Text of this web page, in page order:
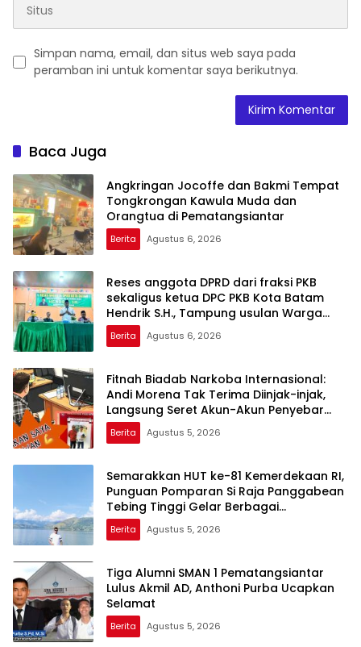
Simpan nama, email, dan situs web saya pada
peramban ini untuk komentar saya berikutnya.
Baca Juga
Angkringan Jocoffe dan Bakmi Tempat
Tongkrongan Kawula Muda dan
Orangtua di Pematangsiantar
Berita Agustus 6, 2026
Reses anggota DPRD dari fraksi PKB
sekaligus ketua DPC PKB Kota Batam
Hendrik S.H., Tampung usulan Warga
Patam Indah Minta Jalan, Ambulans, dan
Sarana Olahraga
Berita Agustus 6, 2026
Fitnah Biadab Narkoba Internasional:
Andi Morena Tak Terima Diinjak-injak,
Langsung Seret Akun-Akun Penyebar
Hoaks ke Polda Kepri!
Berita Agustus 5, 2026
Semarakkan HUT ke-81 Kemerdekaan RI,
Punguan Pomparan Si Raja Panggabean
Tebing Tinggi Gelar Berbagai
Perlombaan
Berita Agustus 5, 2026
Tiga Alumni SMAN 1 Pematangsiantar
Lulus Akmil AD, Anthoni Purba Ucapkan
Selamat
Berita Agustus 5, 2026